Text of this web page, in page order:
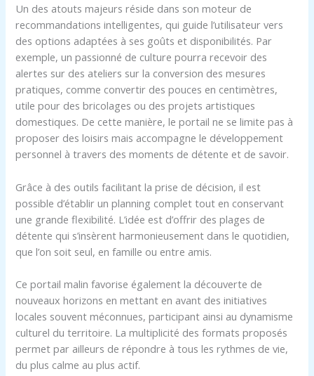
Un des atouts majeurs réside dans son moteur de
recommandations intelligentes, qui guide l’utilisateur vers
des options adaptées à ses goûts et disponibilités. Par
exemple, un passionné de culture pourra recevoir des
alertes sur des ateliers sur la conversion des mesures
pratiques, comme convertir des pouces en centimètres,
utile pour des bricolages ou des projets artistiques
domestiques. De cette manière, le portail ne se limite pas à
proposer des loisirs mais accompagne le développement
personnel à travers des moments de détente et de savoir.
Grâce à des outils facilitant la prise de décision, il est
possible d’établir un planning complet tout en conservant
une grande flexibilité. L’idée est d’offrir des plages de
détente qui s’insèrent harmonieusement dans le quotidien,
que l’on soit seul, en famille ou entre amis.
Ce portail malin favorise également la découverte de
nouveaux horizons en mettant en avant des initiatives
locales souvent méconnues, participant ainsi au dynamisme
culturel du territoire. La multiplicité des formats proposés
permet par ailleurs de répondre à tous les rythmes de vie,
du plus calme au plus actif.